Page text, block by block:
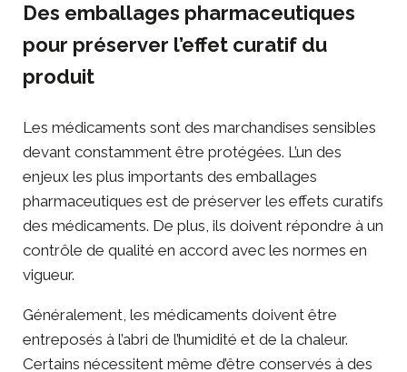
Des emballages pharmaceutiques
pour préserver l’effet curatif du
produit
Les médicaments sont des marchandises sensibles
devant constamment être protégées. L’un des
enjeux les plus importants des emballages
pharmaceutiques est de préserver les effets curatifs
des médicaments. De plus, ils doivent répondre à un
contrôle de qualité en accord avec les normes en
vigueur.
Généralement, les médicaments doivent être
entreposés à l’abri de l’humidité et de la chaleur.
Certains nécessitent même d’être conservés à des